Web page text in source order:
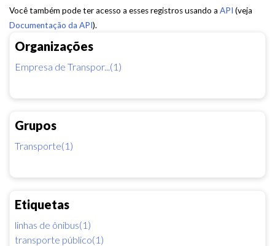
Organizações
Empresa de Transpor...(1)
Grupos
Transporte(1)
Etiquetas
linhas de ônibus(1)
transporte público(1)
Você também pode ter acesso a esses registros usando a API (veja
Documentação da API).